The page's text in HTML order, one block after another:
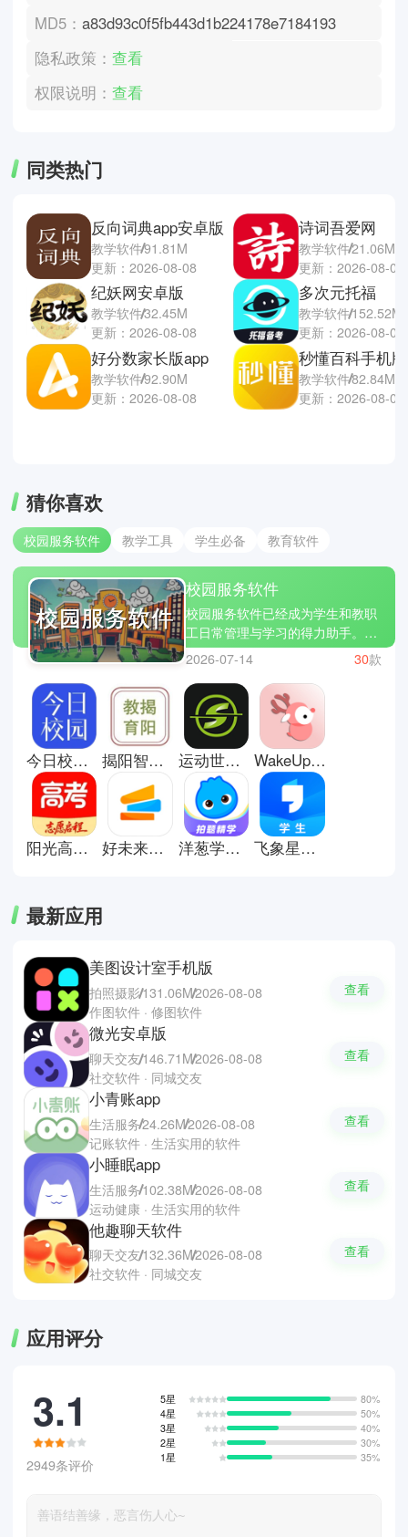
MD5：a83d93c0f5fb443d1b224178e7184193
隐私政策：查看
权限说明：查看
同类热门
反向词典app安卓版
教学软件91.81M
更新：2026-08-08
纪妖网安卓版
教学软件32.45M
更新：2026-08-08
好分数家长版app
教学软件92.90M
更新：2026-08-08
诗词吾爱网
教学软件21.06M
更新：2026-08-08
多次元托福
教学软件152.52M
更新：2026-08-07
秒懂百科手机版
教学软件82.84M
更新：2026-08-07
猜你喜欢
校园服务软件 教学工具 学生必备 教育软件
校园服务软件
校园服务软件已经成为学生和教职
工日常管理与学习的得力助手。软
件实现课程管理与课表查看、作业
提交与成绩查询、校园通知和公告
推送、图书馆资源查询与借阅管
理、校园支付和报修服务等功能，
让校园生活过得更加便利。小编特
别推荐几款校园服务软件，例如掌
上校园、智慧校园、多彩校园等
等，操作简单的同时功能全面，是
提升校园生活效率的好帮手。
2026-07-14 30款
今日校园手机版 揭阳智慧教育安卓版 运动世界校园版app WakeUp课程表手机版
阳光高考网 好未来图书app 洋葱学园手机版 飞象星球学生版
最新应用
美图设计室手机版
拍照摄影131.06M2026-08-08
作图软件 · 修图软件
查看
微光安卓版
聊天交友146.71M2026-08-08
社交软件 · 同城交友
查看
小青账app
生活服务24.26M2026-08-08
记账软件 · 生活实用的软件
查看
小睡眠app
生活服务102.38M2026-08-08
运动健康 · 生活实用的软件
查看
他趣聊天软件
聊天交友132.36M2026-08-08
社交软件 · 同城交友
查看
应用评分
3.1
2949条评价
5星
80%
4星
50%
3星
40%
2星
30%
1星
35%